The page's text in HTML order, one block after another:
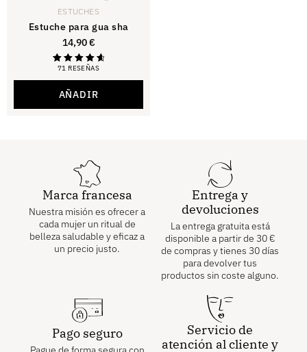
ESTUCHES
Estuche para gua sha
14,90€
71 RESEÑAS
Calificación
AÑADIR
Marca francesa
Nuestra misión es ofrecer a
cada mujer un ritual de
belleza saludable y eficaz a
un precio justo.
Entrega y
devoluciones
La entrega gratuita está
disponible a partir de 30 €
de compras y tienes 30 días
para devolver tus
productos sin coste alguno.
Pago seguro
Servicio de
atención al cliente y